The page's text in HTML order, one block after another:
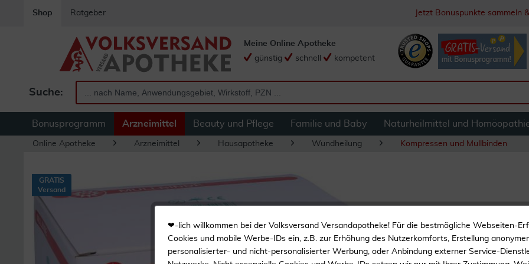
Shop Ratgeber Jetzt Bonuspunkte sammeln
Suche:
Meine Online Apotheke
günstig
schnell kompetent
Bonusprogramm Arzneimittel Beauty und Pflege Familie und Baby Naturheilmittel und
Online Apotheke Arzneimittel Hausapotheke Wundheilung Kompressen und Mullbinden
Zur Wundversorgung
GRATIS
Versand
❤-lich willkommen bei der Volksversand Versandapotheke! Für die bestmögliche Webseiten-
Cookies und mobile Werbe-IDs ein, z.B. zur Erhöhung des Nutzerkomforts, Erstellung
personalisierter- und nicht-personalisierter Werbung, oder Anbindung externer Service-